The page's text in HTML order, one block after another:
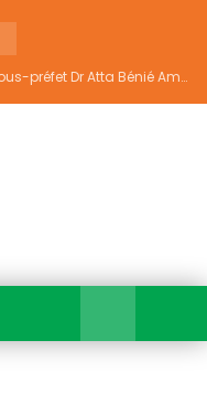
Indépendance 2026 À Yakassé-Mé: Le sous-préfet Dr Atta Bénié Amédé appelle à l’unité, à la sécurité et au développement